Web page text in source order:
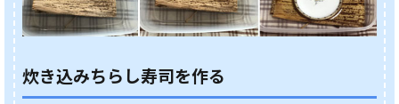
炊き込みちらし寿司を作る